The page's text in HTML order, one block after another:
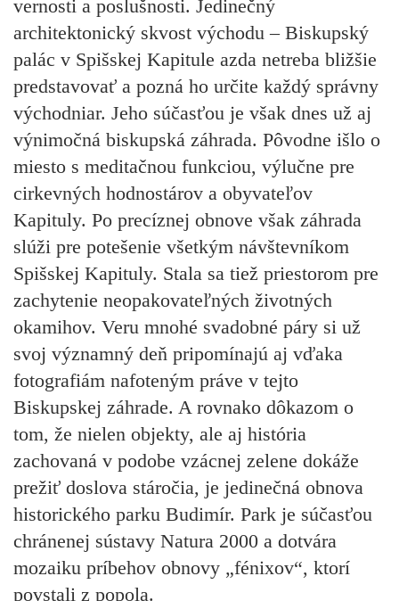
vernosti a poslušnosti. Jedinečný
architektonický skvost východu – Biskupský
palác v Spišskej Kapitule azda netreba bližšie
predstavovať a pozná ho určite každý správny
východniar. Jeho súčasťou je však dnes už aj
výnimočná biskupská záhrada. Pôvodne išlo o
miesto s meditačnou funkciou, výlučne pre
cirkevných hodnostárov a obyvateľov
Kapituly. Po precíznej obnove však záhrada
slúži pre potešenie všetkým návštevníkom
Spišskej Kapituly. Stala sa tiež priestorom pre
zachytenie neopakovateľných životných
okamihov. Veru mnohé svadobné páry si už
svoj významný deň pripomínajú aj vďaka
fotografiám nafoteným práve v tejto
Biskupskej záhrade. A rovnako dôkazom o
tom, že nielen objekty, ale aj história
zachovaná v podobe vzácnej zelene dokáže
prežiť doslova stáročia, je jedinečná obnova
historického parku Budimír. Park je súčasťou
chránenej sústavy Natura 2000 a dotvára
mozaiku príbehov obnovy „fénixov“, ktorí
povstali z popola.